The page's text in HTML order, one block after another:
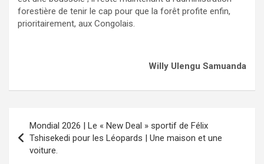
forestière de tenir le cap pour que la forêt profite enfin,
prioritairement, aux Congolais.
Willy Ulengu Samuanda
de
l’article
Mondial 2026 | Le « New Deal » sportif de Félix
Tshisekedi pour les Léopards | Une maison et une
voiture.